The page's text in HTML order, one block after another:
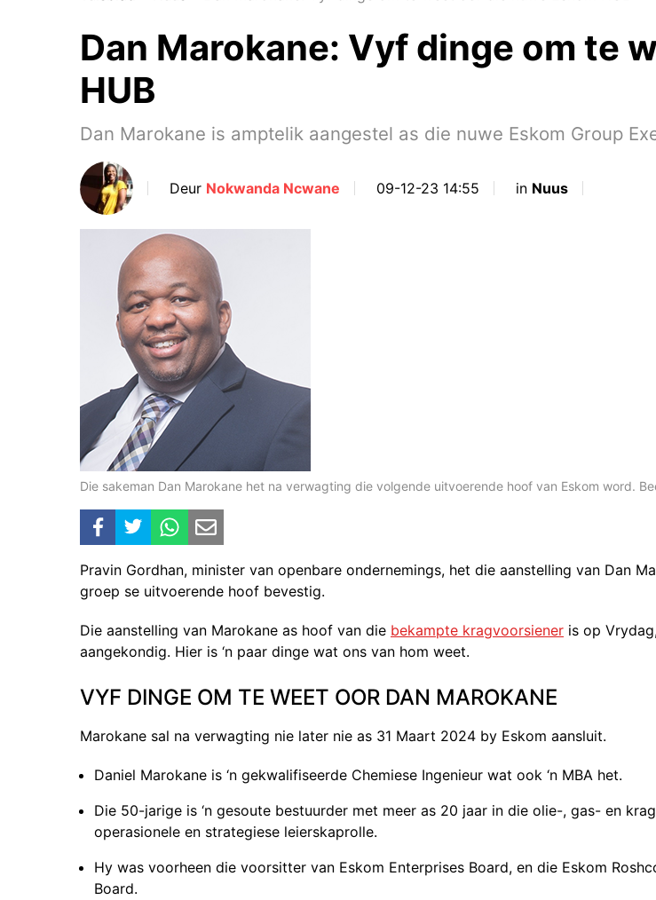
Dan Marokane: Vyf dinge om te
HUB
Dan Marokane is amptelik aangestel as die nuwe Eskom Group
Deur Nokwanda Ncwane 09-12-23 14:55 in Nuus
Die sakeman Dan Marokane het na verwagting die volgende uitvoerende hoof van Eskom word.
Pravin Gordhan, minister van openbare ondernemings, het die aanstelling van Dan
groep se uitvoerende hoof bevestig.
Die aanstelling van Marokane as hoof van die bekampte kragvoorsiener is op
aangekondig. Hier is ‘n paar dinge wat ons van hom weet.
VYF DINGE OM TE WEET OOR DAN MAROKANE
Marokane sal na verwagting nie later nie as 31 Maart 2024 by Eskom aansluit.
Daniel Marokane is ‘n gekwalifiseerde Chemiese Ingenieur wat ook ‘n MBA het.
Die 50-jarige is ‘n gesoute bestuurder met meer as 20 jaar in die olie-, gas- en
operasionele en strategiese leierskaprolle.
Hy was voorheen die voorsitter van Eskom Enterprises Board, en die Eskom
Board.